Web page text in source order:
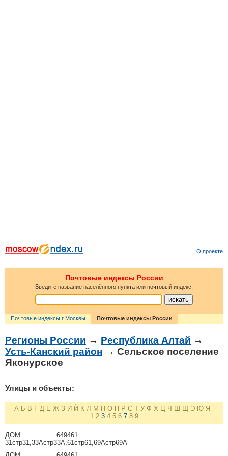
О проекте
Почтовые индексы России
Введите название населённого пункта или почтовый индекс:
Почтовые индексы г Москвы Почтовые индексы России
Регионы России → Республика Алтай →
Усть-Канский район → Сельское поселение
Яконурское
Улицы и объекты:
А Б В Г Д Е Ж З И Й К Л М Н О П Р С Т У Ф Х Ц Ч Ш Щ Э Ю Я
1 2 3 4 5 6 7 8 9
649461
ДОМ
31стр31,33Астр33А,61стр61,69Астр69А